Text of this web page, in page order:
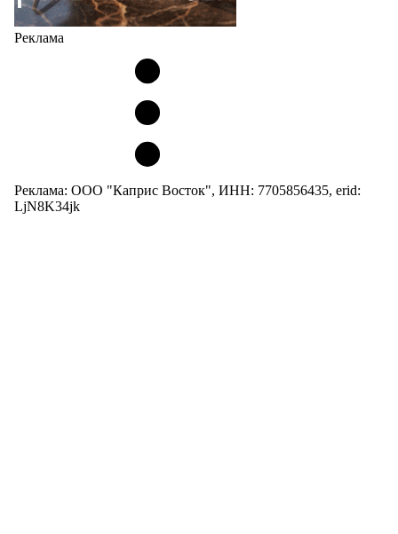
Реклама
Реклама: ООО "Каприс Восток", ИНН: 7705856435, erid:
LjN8K34jk